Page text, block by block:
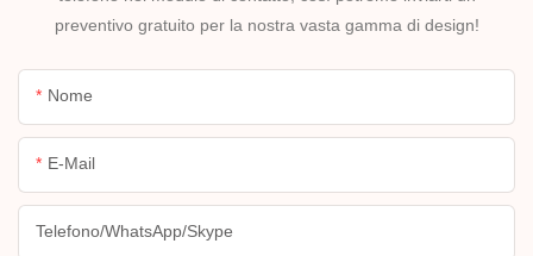
preventivo gratuito per la nostra vasta gamma di design!
Nome
E-Mail
Telefono/WhatsApp/Skype